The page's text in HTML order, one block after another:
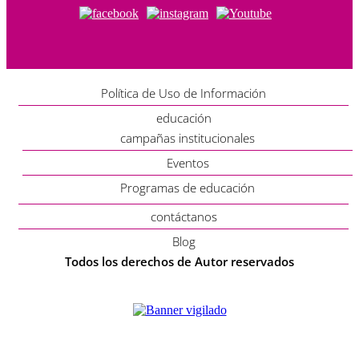
Política de Uso de Información
educación
campañas institucionales
Eventos
Programas de educación
contáctanos
Blog
Todos los derechos de Autor reservados